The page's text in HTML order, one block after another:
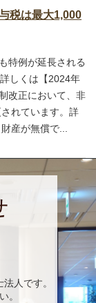
税は最大1,000
特例が延長される
しくは【2024年
改正において、非
れています。詳
産が無償で...
人です。
。